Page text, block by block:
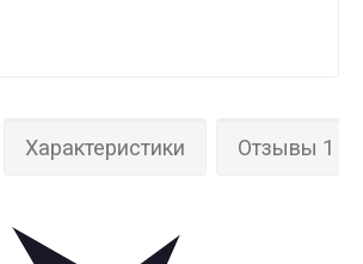
Характеристики Отзывы 1
достигшим 18 лет!